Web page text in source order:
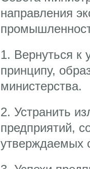
направления
1. Вернуться
принципу,
министерства.
2. Устранить
предприятий,
утверждаемых